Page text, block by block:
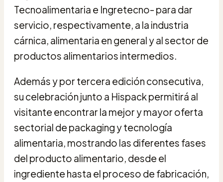
Tecnoalimentaria e Ingretecno- para dar
servicio, respectivamente, a la industria
cárnica, alimentaria en general y al sector de
productos alimentarios intermedios.
Además y por tercera edición consecutiva,
su celebración junto a Hispack permitirá al
visitante encontrar la mejor y mayor oferta
sectorial de packaging y tecnología
alimentaria, mostrando las diferentes fases
del producto alimentario, desde el
ingrediente hasta el proceso de fabricación,